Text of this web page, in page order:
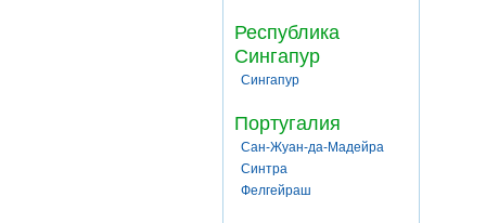
Республика
Сингапур
Сингапур
Португалия
Сан-Жуан-да-Мадейра
Синтра
Фелгейраш